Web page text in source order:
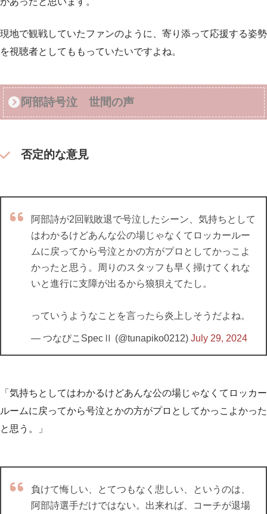
現地で観戦していたファンのように、寄り添って応援する姿勢
を視聴者としてももっていたいですよね。
阿部詩号泣 世間の声
否定的な意見
阿部詩が2回戦敗退で号泣したシーン、気持ちとして
はわかるけどあんな公の場じゃなくてロッカールー
ムに戻ってから号泣とかの方がプロとしてかっこよ
かったと思う。周りのスタッフも早く掃けてくれな
いと進行に支障が出るから狼狽えてたし。
っていうようなことを言ったら炎上しそうだよね。
— つなぴこSpecⅡ (@tunapiko0212) July 29, 2024
「気持ちとしてはわかるけどあんな公の場じゃなくてロッカー
ルームに戻ってから号泣とかの方がプロとしてかっこよかった
と思う。」
負けて悔しい、とてつもなく悲しい、というのは、
阿部詩選手だけではない。出来れば、コーチが退場